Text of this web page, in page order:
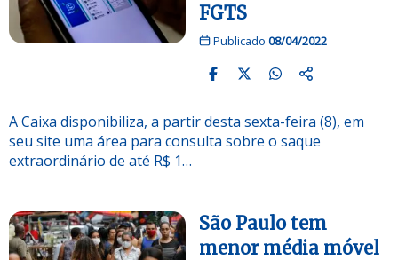
FGTS
Publicado 08/04/2022
A Caixa disponibiliza, a partir desta sexta-feira (8), em
seu site uma área para consulta sobre o saque
extraordinário de até R$ 1…
São Paulo tem
menor média móvel